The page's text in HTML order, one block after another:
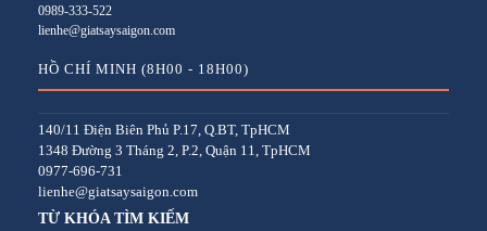
0989-333-522
lienhe@giatsaysaigon.com
HỒ CHÍ MINH (8H00 - 18H00)
140/11 Điện Biên Phủ P.17, Q.BT, TpHCM
1348 Đường 3 Tháng 2, P.2, Quận 11, TpHCM
0977-696-731
lienhe@giatsaysaigon.com
TỪ KHÓA TÌM KIẾM